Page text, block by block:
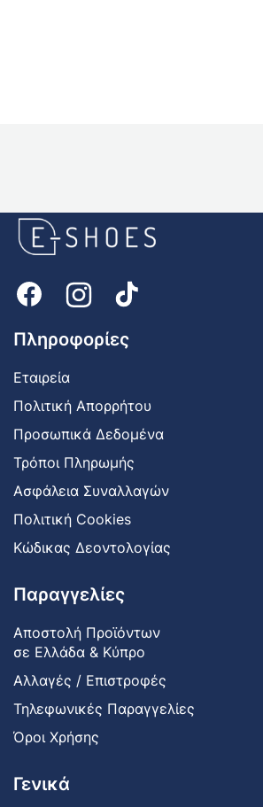
Πληροφορίες
Εταιρεία
Πολιτική Απορρήτου
Προσωπικά Δεδομένα
Τρόποι Πληρωμής
Ασφάλεια Συναλλαγών
Πολιτική Cookies
Κώδικας Δεοντολογίας
Παραγγελίες
Αποστολή Προϊόντων
σε Ελλάδα & Κύπρο
Αλλαγές / Επιστροφές
Τηλεφωνικές Παραγγελίες
Όροι Χρήσης
Γενικά